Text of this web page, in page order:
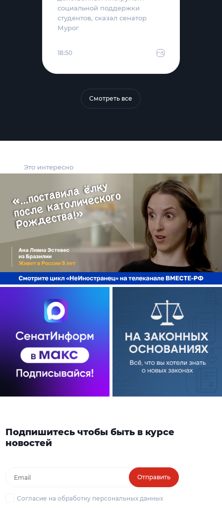
Это интересно
социальной поддержки
студентов, сказал сенатор
Мурог
18:50
Смотреть все
Подпишитесь чтобы быть в курсе
новостей
Отправить
Согласие на обработку персональных данных